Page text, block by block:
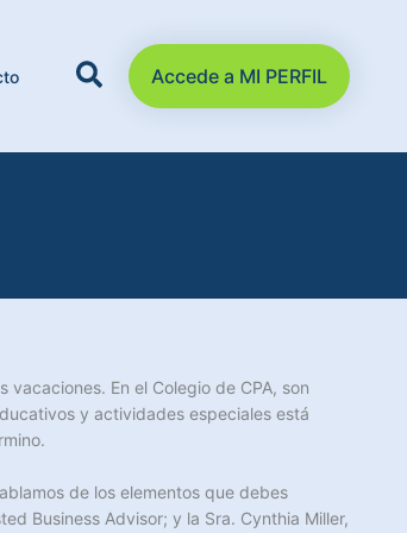
Accede a MI PERFIL
En el Colegio de CPA, son
y actividades especiales está
de los elementos que debes
Business Advisor; y la Sra. Cynthia Miller,